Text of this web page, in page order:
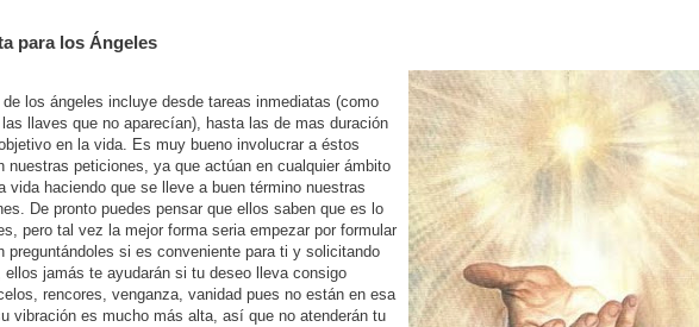
para los Ángeles
de los ángeles incluye desde tareas inmediatas (como
llaves que no aparecían), hasta las de mas duración
en la vida. Es muy bueno involucrar a éstos
nuestras peticiones, ya que actúan en cualquier ámbito
vida haciendo que se lleve a buen término nuestras
De pronto puedes pensar que ellos saben que es lo
pero tal vez la mejor forma seria empezar por formular
preguntándoles si es conveniente para ti y solicitando
ellos jamás te ayudarán si tu deseo lleva consigo
rencores, venganza, vanidad pues no están en esa
vibración es mucho más alta, así que no atenderán tu